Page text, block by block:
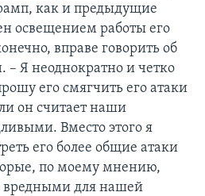
как и предыдущие
освещением работы его
вправе говорить об
– Я неоднократно и четко
его смягчить его атаки
он считает наши
Вместо этого я
его более общие атаки
по моему мнению,
вредными для нашей